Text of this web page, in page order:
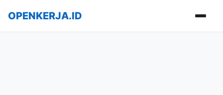
OPENKERJA.ID